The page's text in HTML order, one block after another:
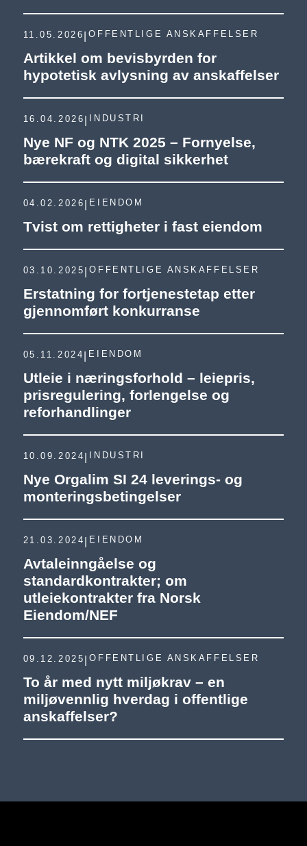
11.05.2026 |OFFENTLIGE ANSKAFFELSER
Artikkel om bevisbyrden for
hypotetisk avlysning av anskaffelser
16.04.2026 INDUSTRI
Nye NF og NTK 2025 – Fornyelse,
bærekraft og digital sikkerhet
04.02.2026 EIENDOM
Tvist om rettigheter i fast eiendom
03.10.2025 |OFFENTLIGE ANSKAFFELSER
Erstatning for fortjenestetap etter
gjennomført konkurranse
05.11.2024 EIENDOM
Utleie i næringsforhold – leiepris,
prisregulering, forlengelse og
reforhandlinger
10.09.2024 INDUSTRI
Nye Orgalim SI 24 leverings- og
monteringsbetingelser
21.03.2024 EIENDOM
Avtaleinngåelse og
standardkontrakter; om
utleiekontrakter fra Norsk
Eiendom/NEF
09.12.2025 |OFFENTLIGE ANSKAFFELSER
To år med nytt miljøkrav – en
miljøvennlig hverdag i offentlige
anskaffelser?